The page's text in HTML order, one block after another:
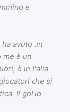
e
avuto un
me è un
è in Italia
che si
Il gol lo